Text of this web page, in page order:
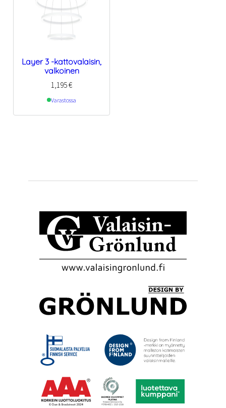
Layer 3 -kattovalaisin,
valkoinen
1,195€
Varastossa